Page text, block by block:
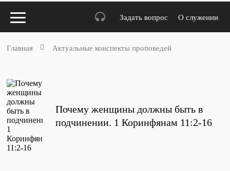
Задать вопрос О служении
Проповеди
стих за стихом
Главная Актуальные конспекты проповедей
Почему женщины должны быть в
подчинении. 1 Коринфянам 11:2-16